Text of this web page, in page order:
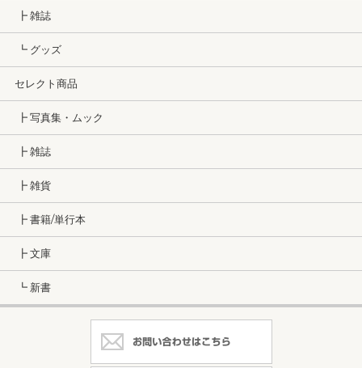
┣ 雑誌
┗ グッズ
セレクト商品
┣ 写真集・ムック
┣ 雑誌
┣ 雑貨
┣ 書籍/単行本
┣ 文庫
┗ 新書